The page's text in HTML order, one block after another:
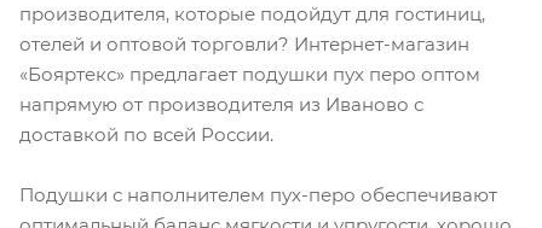
производителя, которые подойдут для гостиниц,
отелей и оптовой торговли? Интернет-магазин
«Бояртекс» предлагает подушки пух перо оптом
напрямую от производителя из Иваново с
доставкой по всей России.
Подушки с наполнителем пух-перо обеспечивают